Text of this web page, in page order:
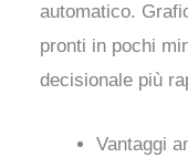
automatico.
pronti in pochi
decisionale più
Vantaggi